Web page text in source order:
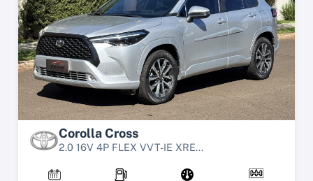
Corolla Cross
2.0 16V 4P FLEX VVT-IE XRE...